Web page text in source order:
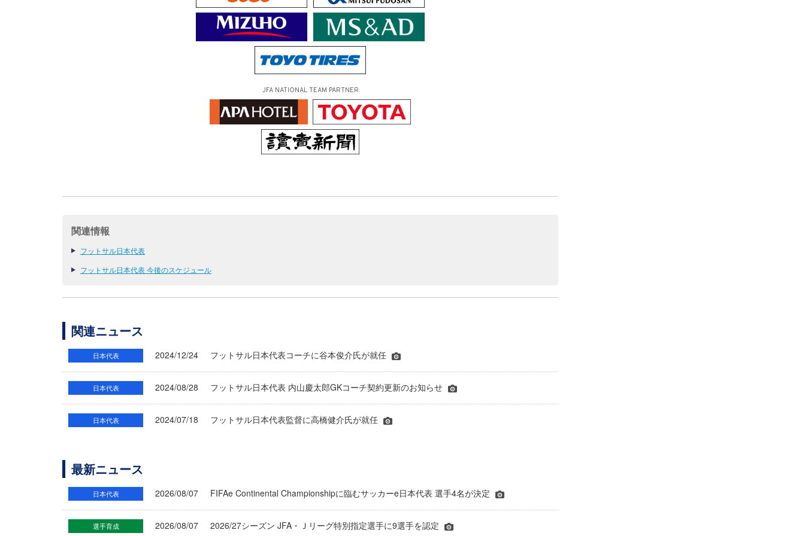
JFA NATIONAL TEAM PARTNER
関連情報
フットサル日本代表
フットサル日本代表 今後のスケジュール
関連ニュース
日本代表 2024/12/24 フットサル日本代表コーチに谷本俊介氏が就任
日本代表 2024/08/28 フットサル日本代表 内山慶太郎GKコーチ契約更新のお知らせ
日本代表 2024/07/18 フットサル日本代表監督に高橋健介氏が就任
最新ニュース
日本代表 2026/08/07 FIFAe Continental Championshipに臨むサッカーe日本代表 選手4名が決定
選手育成 2026/08/07 2026/27シーズン JFA・Ｊリーグ特別指定選手に9選手を認定